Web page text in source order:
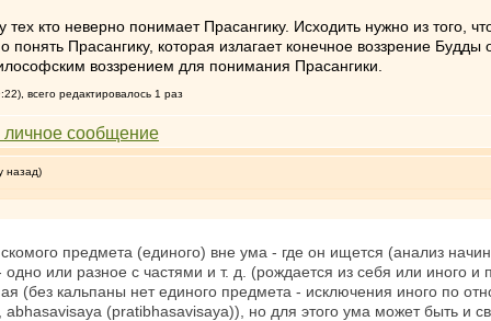
тех кто неверно понимает Прасангику. Исходить нужно из того,
Прасангику, которая излагает конечное воззрение
воззрением для понимания Прасангики.
всего редактировалось 1 раз
назад)
предмета (единого) вне ума - где он ищется (анализ
одно или разное с частями и т. д. (рождается из себя или иного
(без кальпаны нет единого предмета - исключения иного по
(pratibhasavisaya)), но для этого ума может быть и